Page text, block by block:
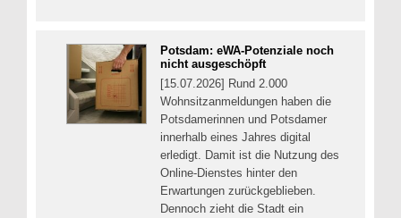
Potsdam: eWA-Potenziale noch
nicht ausgeschöpft
[15.07.2026] Rund 2.000
Wohnsitzanmeldungen haben die
Potsdamerinnen und Potsdamer
innerhalb eines Jahres digital
erledigt. Damit ist die Nutzung des
Online-Dienstes hinter den
Erwartungen zurückgeblieben.
Dennoch zieht die Stadt ein